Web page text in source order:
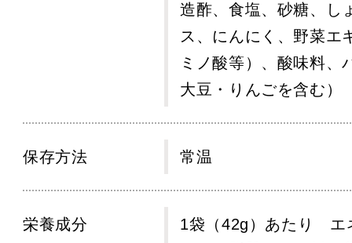
造酢、食塩、砂糖、し
ス、にんにく、野菜エ
ミノ酸等）、酸味料、
大豆・りんごを含む）
保存方法 常温
栄養成分
1袋（42g）あたり エ